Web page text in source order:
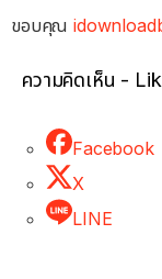
ขอบคุณ
ความคิดเห็น -
Facebook
X
LINE